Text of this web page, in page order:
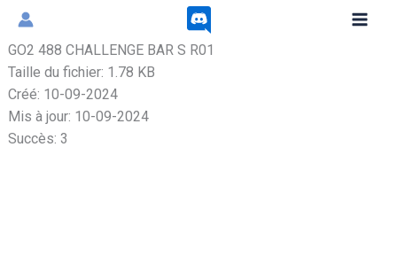
Aller
contenu
GO2 488 CHALLENGE BAR S R01
Taille du fichier: 1.78 KB
Créé: 10-09-2024
Mis à jour: 10-09-2024
Succès: 3